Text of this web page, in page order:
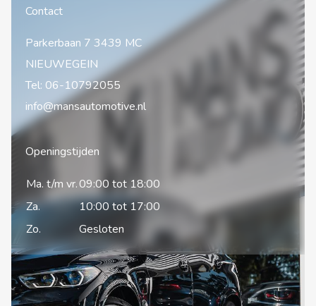
Contact
Parkerbaan 7 3439 MC
NIEUWEGEIN
Tel: 06-10792055
info@mansautomotive.nl
Openingstijden
Ma. t/m vr.09:00 tot 18:00
Za.
10:00 tot 17:00
Zo.
Gesloten